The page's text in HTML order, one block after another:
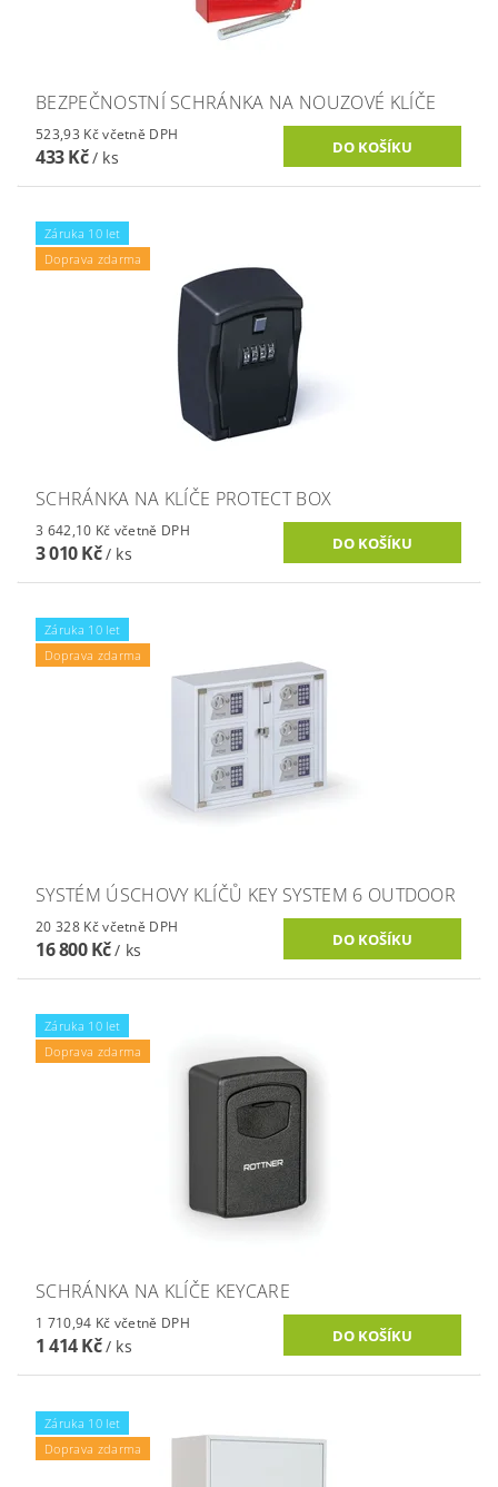
BEZPEČNOSTNÍ SCHRÁNKA NA NOUZOVÉ KLÍČE
523,93 Kč včetně DPH
433 Kč/ ks
Záruka 10 let
Doprava zdarma
SCHRÁNKA NA KLÍČE PROTECT BOX
3 642,10 Kč včetně DPH
3 010 Kč/ ks
Záruka 10 let
Doprava zdarma
SYSTÉM ÚSCHOVY KLÍČŮ KEY SYSTEM 6 OUTDOOR
20 328 Kč včetně DPH
16 800 Kč/ ks
Záruka 10 let
Doprava zdarma
SCHRÁNKA NA KLÍČE KEYCARE
1 710,94 Kč včetně DPH
1 414 Kč/ ks
Záruka 10 let
Doprava zdarma